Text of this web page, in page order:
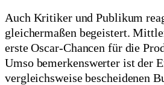
Auch Kritiker und Publikum
gleichermaßen begeistert.
erste Oscar-Chancen für die
Umso bemerkenswerter ist der
vergleichsweise bescheidenen